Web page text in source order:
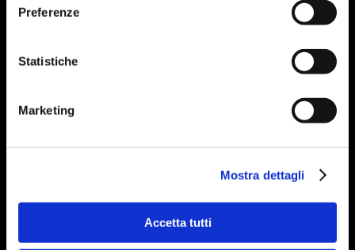
Preferenze
Statistiche
Marketing
Mostra dettagli
Accetta tutti